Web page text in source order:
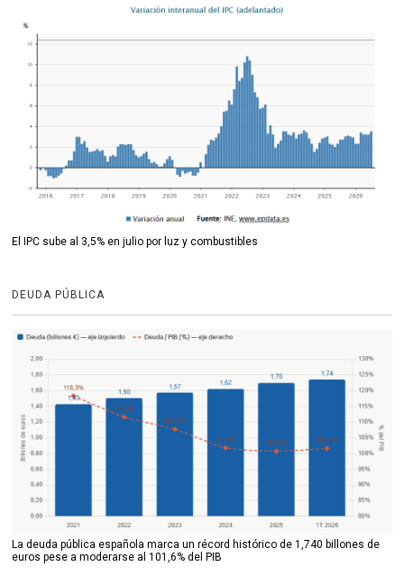
El IPC sube al 3,5% en julio por luz y combustibles
DEUDA PÚBLICA
La deuda pública española marca un récord histórico de 1,740 billones de
euros pese a moderarse al 101,6% del PIB